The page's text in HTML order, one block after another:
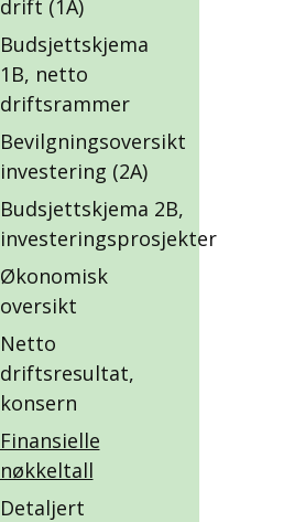
drift (1A)
Budsjettskjema
1B, netto
driftsrammer
Bevilgningsoversikt
investering (2A)
Budsjettskjema 2B,
investeringsprosjekter
Økonomisk
oversikt
Netto
driftsresultat,
konsern
Finansielle
nøkkeltall
Detaljert